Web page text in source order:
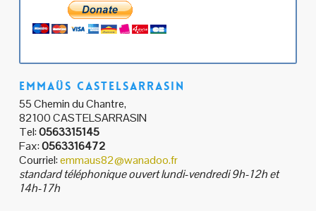
Emmaüs Castelsarrasin
55 Chemin du Chantre,
82100 CASTELSARRASIN
Tel:0563315145
Fax:0563316472
Courriel:emmaus82@wanadoo.fr
standard téléphonique ouvert lundi-vendredi 9h-12h et
14h-17h